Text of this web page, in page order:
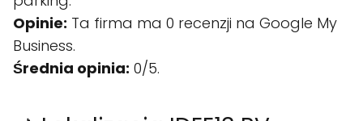
Opinie: Ta firma ma 0 recenzji na Google My
Business.
Średnia opinia: 0/5.